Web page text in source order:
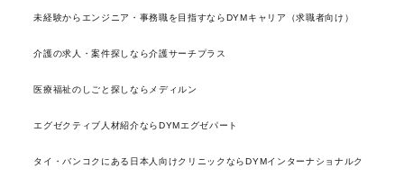
未経験からエンジニア・事務職を目指すならDYMキャリア（求職者向け）
介護の求人・案件探しなら介護サーチプラス
医療福祉のしごと探しならメディルン
エグゼクティブ人材紹介ならDYMエグゼパート
タイ・バンコクにある日本人向けクリニックならDYMインターナショナルク